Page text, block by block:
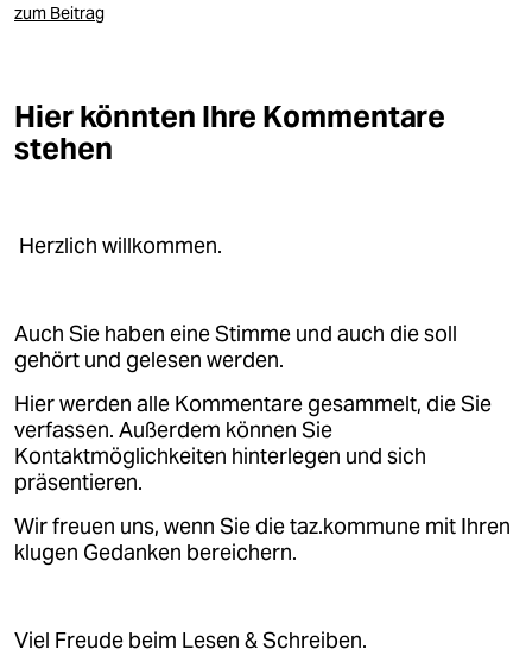
zum Beitrag
Hier könnten Ihre Kommentare
stehen
Herzlich willkommen.
Auch Sie haben eine Stimme und auch die soll
gehört und gelesen werden.
Hier werden alle Kommentare gesammelt, die Sie
verfassen. Außerdem können Sie
Kontaktmöglichkeiten hinterlegen und sich
präsentieren.
Wir freuen uns, wenn Sie die taz.kommune mit Ihren
klugen Gedanken bereichern.
Viel Freude beim Lesen & Schreiben.